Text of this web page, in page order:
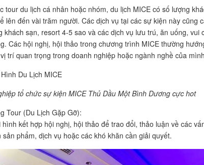
tour du lịch cá nhân hoặc nhóm, du lịch MICE có số lượng
lên đến vài trăm người. Các dịch vụ tại các sự kiện này cũng
khách sạn, resort 4-5 sao và các dịch vụ lưu trú, ăn uống, vui
Các hội nghị, hội thảo trong chương trình MICE thường
trí quan trọng trong doanh nghiệp hoặc ngành nghề của
Du Lịch MICE
tổ chức sự kiện MICE Thủ Dầu Một Bình Dương cực hot
Tour (Du Lịch Gặp Gỡ):
hình kết hợp hội nghị, hội thảo để trao đổi, thảo luận về các
sản phẩm, dịch vụ hoặc các khó khăn cần giải quyết.